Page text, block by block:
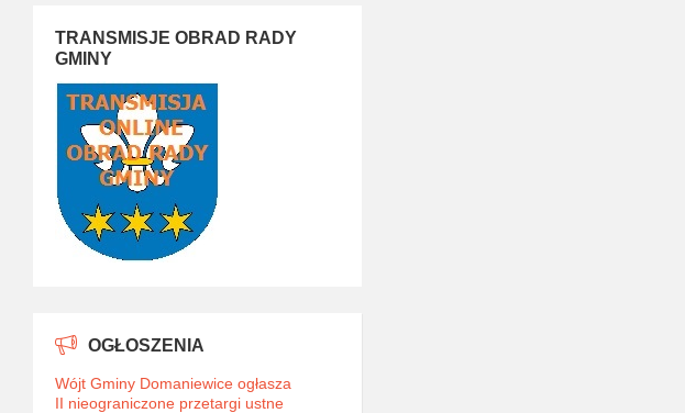
TRANSMISJE OBRAD RADY
GMINY
OGŁOSZENIA
Wójt Gminy Domaniewice ogłasza
II nieograniczone przetargi ustne